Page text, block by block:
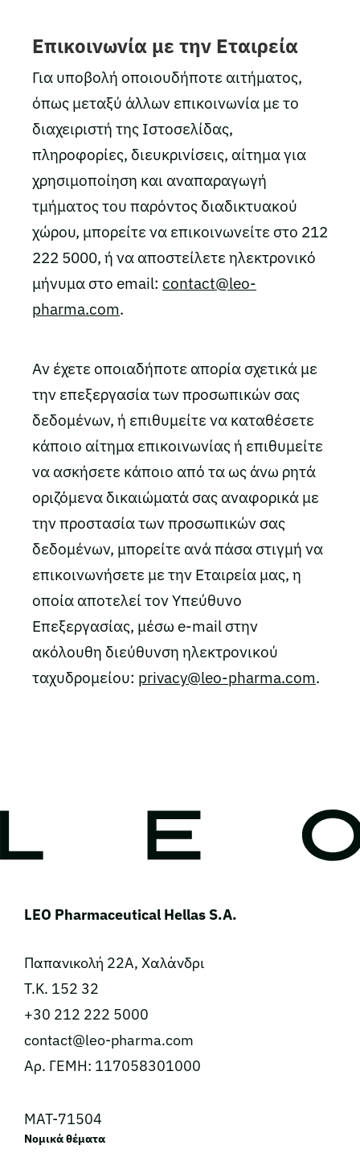
Επικοινωνία με την Εταιρεία
Για υποβολή οποιουδήποτε αιτήματος,
όπως μεταξύ άλλων επικοινωνία με το
διαχειριστή της Ιστοσελίδας,
πληροφορίες, διευκρινίσεις, αίτημα για
χρησιμοποίηση και αναπαραγωγή
τμήματος του παρόντος διαδικτυακού
χώρου, μπορείτε να επικοινωνείτε στο 212
222 5000, ή να αποστείλετε ηλεκτρονικό
μήνυμα στο email: contact@leo-
pharma.com.
Αν έχετε οποιαδήποτε απορία σχετικά με
την επεξεργασία των προσωπικών σας
δεδομένων, ή επιθυμείτε να καταθέσετε
κάποιο αίτημα επικοινωνίας ή επιθυμείτε
να ασκήσετε κάποιο από τα ως άνω ρητά
οριζόμενα δικαιώματά σας αναφορικά με
την προστασία των προσωπικών σας
δεδομένων, μπορείτε ανά πάσα στιγμή να
επικοινωνήσετε με την Εταιρεία μας, η
οποία αποτελεί τον Υπεύθυνο
Επεξεργασίας, μέσω e-mail στην
ακόλουθη διεύθυνση ηλεκτρονικού
ταχυδρομείου: privacy@leo-pharma.com.
LEO Pharmaceutical Hellas S.A.
Παπανικολή 22Α, Χαλάνδρι
Τ.Κ. 152 32
+30 212 222 5000
contact@leo-pharma.com
Αρ. ΓΕΜΗ: 117058301000
MAT-71504
Νομικά θέματα